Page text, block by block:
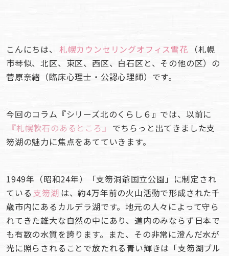
こんにちは、 札幌カウンセリングオフィス雪花
（札幌
市琴似、北区、東区、西区、白石区と、その他の区）の
菅原奈緒（臨床心理士・公認心理師）です。
今回のコラム『シリーズ北のくらし６』では、以前に
『札幌軟石のあるところ』 でちらっと出てきました支
笏湖の魅力に焦点をあてていきます。
1949年（昭和24年）「支笏洞爺国立公園」に制定され
ている 支笏湖 は、約4万年前の火山活動で形成された千
歳市内にあるカルデラ湖です。地元の人々によって守ら
れてきた雄大な自然の中にあり、道内のみならず日本で
も有数の水質を誇ります。また、その非常に澄んだ水が
光に照らされることで放たれる青い輝きは「支笏湖ブル